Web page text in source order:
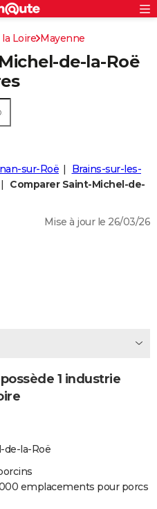
Rechercher
la Loire Mayenne
de-la-Roë
sur-Roë
Brains-sur-les-
Comparer Saint-Michel-de-
Mise à jour le 26/03/26
1 industrie
de-la-Roë
emplacements pour porcs